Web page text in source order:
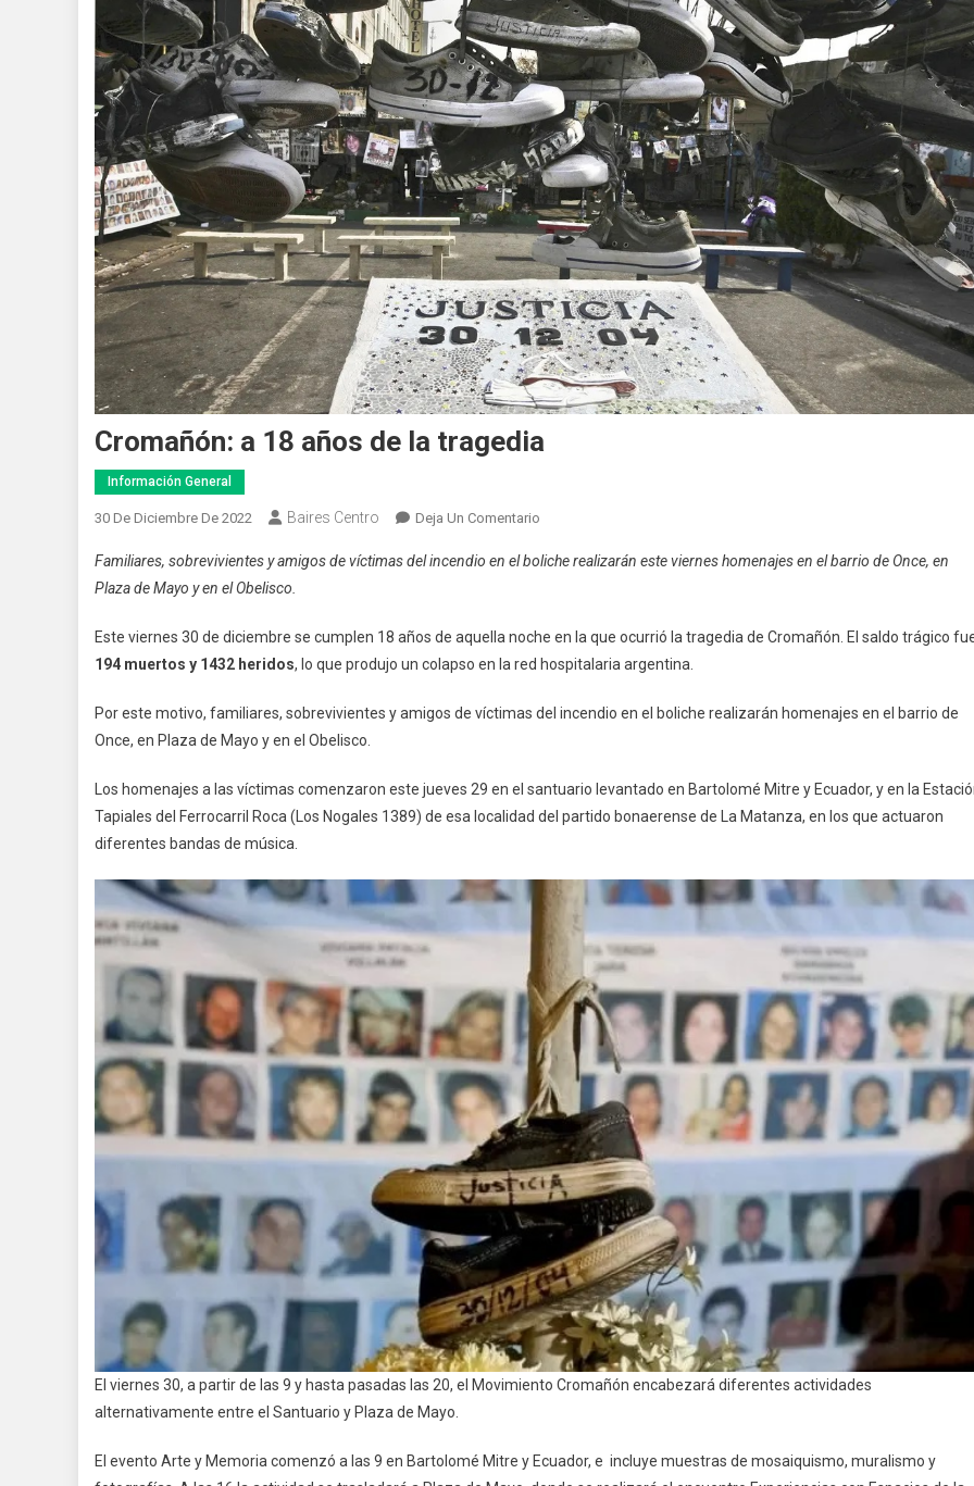
Cromañón: a 18 años de la tragedia
Información General
30 De Diciembre De 2022 Baires Centro Deja Un Comentario
A
De
La
Familiares, sobrevivientes y amigos de víctimas del incendio en el boliche realizarán este viernes homenajes en el barrio de Once, en
Plaza de Mayo y en el Obelisco.
Este viernes 30 de diciembre se cumplen 18 años de aquella noche en la que ocurrió la tragedia de Cromañón. El saldo trágico
194 muertos y 1432 heridos, lo que produjo un colapso en la red hospitalaria argentina.
Por este motivo, familiares, sobrevivientes y amigos de víctimas del incendio en el boliche realizarán homenajes en el barrio de
Once, en Plaza de Mayo y en el Obelisco.
Los homenajes a las víctimas comenzaron este jueves 29 en el santuario levantado en Bartolomé Mitre y Ecuador, y en la
Tapiales del Ferrocarril Roca (Los Nogales 1389) de esa localidad del partido bonaerense de La Matanza, en los que actuaron
diferentes bandas de música.
El viernes 30, a partir de las 9 y hasta pasadas las 20, el Movimiento Cromañón encabezará diferentes actividades
alternativamente entre el Santuario y Plaza de Mayo.
El evento Arte y Memoria comenzó a las 9 en Bartolomé Mitre y Ecuador, e incluye muestras de mosaiquismo, muralismo y